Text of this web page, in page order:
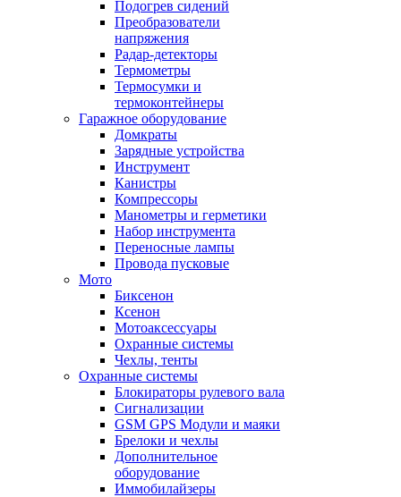
Подогрев сидений
Преобразователи
напряжения
Радар-детекторы
Термометры
Термосумки и
термоконтейнеры
Гаражное оборудование
Домкраты
Зарядные устройства
Инструмент
Канистры
Компрессоры
Манометры и герметики
Набор инструмента
Переносные лампы
Провода пусковые
Мото
Биксенон
Ксенон
Мотоаксессуары
Охранные системы
Чехлы, тенты
Охранные системы
Блокираторы рулевого вала
Сигнализации
GSM GPS Модули и маяки
Брелоки и чехлы
Дополнительное
оборудование
Иммобилайзеры